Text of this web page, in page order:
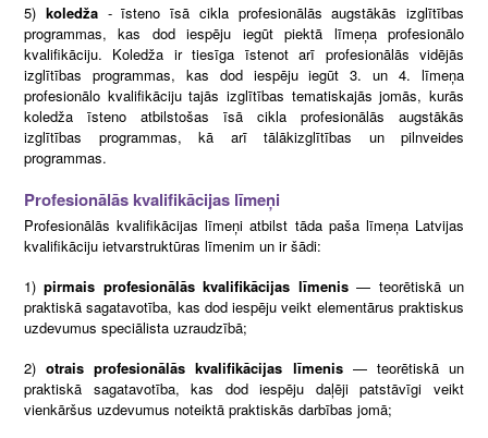
5) koledža- īsteno īsā cikla profesionālās augstākās izglītības
programmas, kas dod iespēju iegūt piektā līmeņa profesionālo
kvalifikāciju. Koledža ir tiesīga īstenot arī profesionālās vidējās
izglītības programmas, kas dod iespēju iegūt 3. un 4. līmeņa
profesionālo kvalifikāciju tajās izglītības tematiskajās jomās, kurās
koledža īsteno atbilstošas īsā cikla profesionālās augstākās
izglītības programmas, kā arī tālākizglītības un pilnveides
programmas.
Profesionālās kvalifikācijas līmeņi
Profesionālās kvalifikācijas līmeņi atbilst tāda paša līmeņa Latvijas
kvalifikāciju ietvarstruktūras līmenim un ir šādi:
1)pirmais profesionālās kvalifikācijas līmenis— teorētiskā un
praktiskā sagatavotība, kas dod iespēju veikt elementārus praktiskus
uzdevumus speciālista uzraudzībā;
2)otrais profesionālās kvalifikācijas līmenis— teorētiskā un
praktiskā sagatavotība, kas dod iespēju daļēji patstāvīgi veikt
vienkāršus uzdevumus noteiktā praktiskās darbības jomā;